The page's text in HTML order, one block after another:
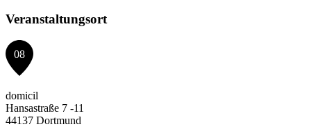
Veranstaltungsort
08
domicil
Hansastraße 7 -11
44137 Dortmund